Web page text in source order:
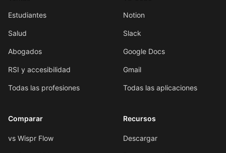
Estudiantes
Salud
Abogados
RSI y accesibilidad
Todas las profesiones
Notion
Slack
Google Docs
Gmail
Todas las aplicaciones
Comparar
vs Wispr Flow
Recursos
Descargar